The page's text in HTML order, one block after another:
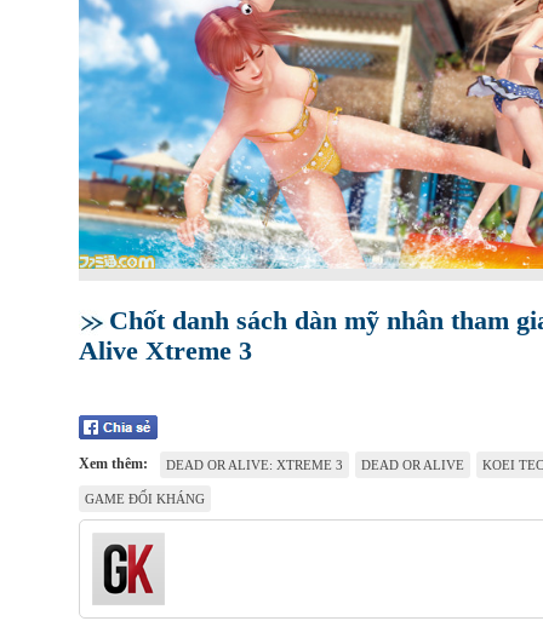
Chốt danh sách dàn mỹ nhân tham
Alive Xtreme 3
Xem thêm: DEAD OR ALIVE: XTREME 3 DEAD OR ALIVE KOEI
GAME ĐỐI KHÁNG